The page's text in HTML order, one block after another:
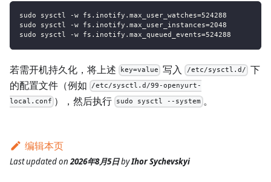
sudo sysctl -w fs.inotify.max_user_watches=524288
sudo sysctl -w fs.inotify.max_user_instances=2048
sudo sysctl -w fs.inotify.max_queued_events=524288
若需开机持久化，将上述 key=value 写入 /etc/sysctl.d/ 下
的配置文件（例如
/etc/sysctl.d/99-openyurt-
local.conf ），然后执行 sudo sysctl --system 。
编辑本页
Last updatedon2026年8月5日byIhor Sychevskyi